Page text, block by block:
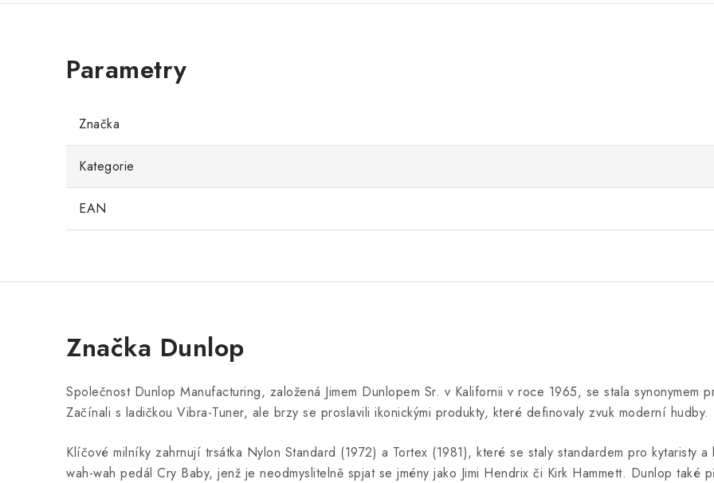
Značka
Kategorie
EAN
Značka Dunlop
Společnost Dunlop Manufacturing, založená Jimem Dunlopem Sr. v Kalifornii v roce 1965, se stala synonymem
Začínali s ladičkou Vibra-Tuner, ale brzy se proslavili ikonickými produkty, které definovaly zvuk moderní hudby.
Klíčové milníky zahrnují trsátka Nylon Standard (1972) a Tortex (1981), které se staly standardem pro kytaristy
wah-wah pedál Cry Baby, jenž je neodmyslitelně spjat se jmény jako Jimi Hendrix či Kirk Hammett. Dunlop také